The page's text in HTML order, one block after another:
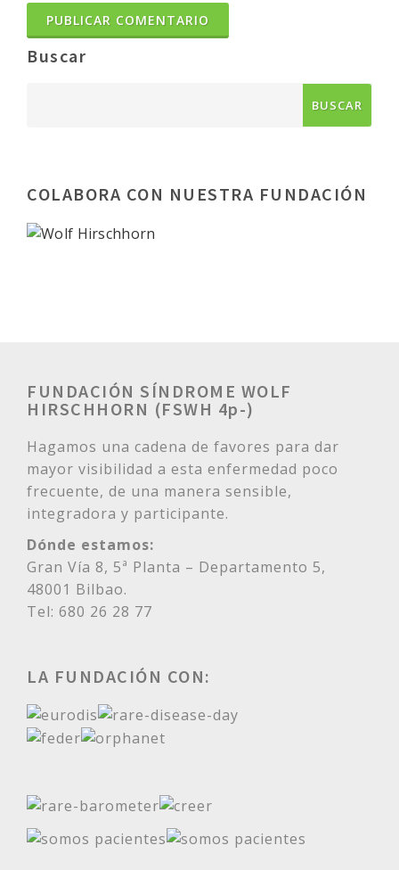
Buscar
COLABORA CON NUESTRA FUNDACIÓN
FUNDACIÓN SÍNDROME WOLF
HIRSCHHORN (FSWH 4p-)
Hagamos una cadena de favores para dar
mayor visibilidad a esta enfermedad poco
frecuente, de una manera sensible,
integradora y participante.
Dónde estamos:
Gran Vía 8, 5ª Planta – Departamento 5,
48001 Bilbao.
Tel: 680 26 28 77
LA FUNDACIÓN CON: